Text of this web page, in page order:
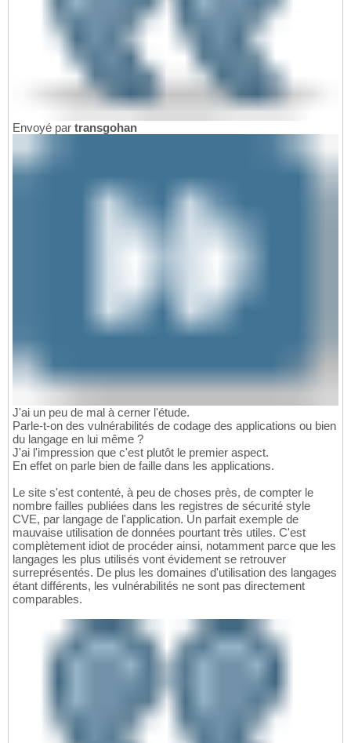
Envoyé par transgohan
J'ai un peu de mal à cerner l'étude.
Parle-t-on des vulnérabilités de codage des applications ou bien
du langage en lui même ?
J'ai l'impression que c'est plutôt le premier aspect.
En effet on parle bien de faille dans les applications.
Le site s'est contenté, à peu de choses près, de compter le
nombre failles publiées dans les registres de sécurité style
CVE, par langage de l'application. Un parfait exemple de
mauvaise utilisation de données pourtant très utiles. C'est
complètement idiot de procéder ainsi, notamment parce que les
langages les plus utilisés vont évidement se retrouver
surreprésentés. De plus les domaines d'utilisation des langages
étant différents, les vulnérabilités ne sont pas directement
comparables.